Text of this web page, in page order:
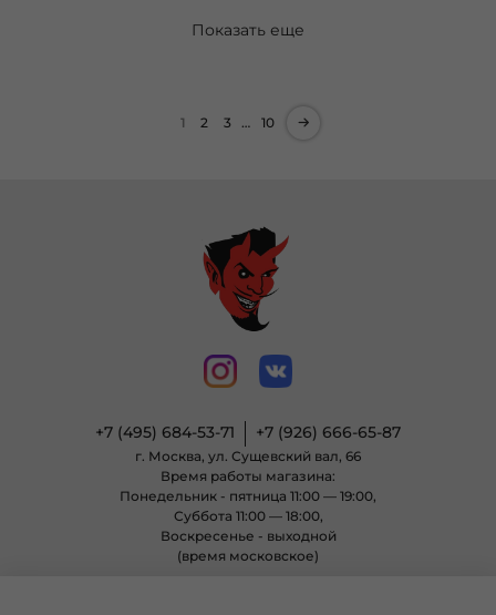
Показать еще
1 2 3 … 10
+7 (495) 684-53-71 +7 (926) 666-65-87
г. Москва, ул. Сущевский вал, 66
Время работы магазина:
Понедельник - пятница 11:00 — 19:00,
Суббота 11:00 — 18:00,
Воскресенье - выходной
(время московское)